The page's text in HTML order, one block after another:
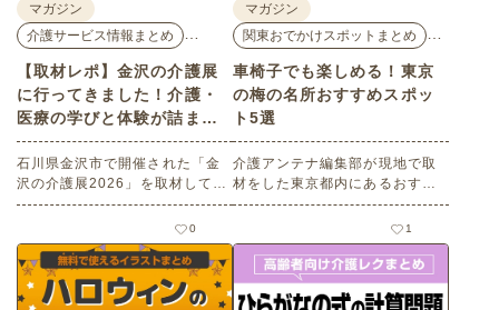
マガジン
介護サービス情報まとめ
…
【取材レポ】金沢の介護展
に行ってきました！介護・
医療の学びと体験が詰まっ
た1日。
石川県金沢市で開催された「金
沢の介護展2026」を取材してき
ました。医師による人気講演か
ら、気軽に参加できるミニ講
座、体験型の企業ブースまで、
介護・医療・健康の“学び・体
験・相談”が一度にできる、見ど
ころ満載のイベントの様子をレ
0
マガジン
関東おでかけスポットまとめ
…
車椅子でも楽しめる！東京
の梅の名所おすすめスポッ
ト5選
介護アンテナ編集部が現地で取
材をした東京都内にあるおすす
めの梅の名所を５選紹介しま
す。見どころはもちろんのこと
バリアフリーの設備面について
も紹介しているので、介護施設
などでの外出アクティビティの
事前チェックの際にぜひ参考に
1